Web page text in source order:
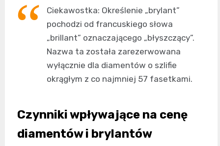
Ciekawostka: Określenie „brylant”
pochodzi od francuskiego słowa
„brillant” oznaczającego „błyszczący”.
Nazwa ta została zarezerwowana
wyłącznie dla diamentów o szlifie
okrągłym z co najmniej 57 fasetkami.
Czynniki wpływające na cenę
diamentów i brylantów